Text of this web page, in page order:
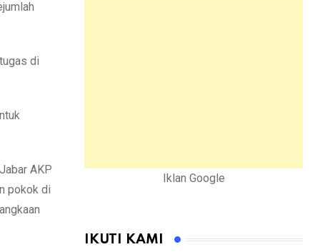
di
AKP
pokok di
Iklan Google
IKUTI KAMI